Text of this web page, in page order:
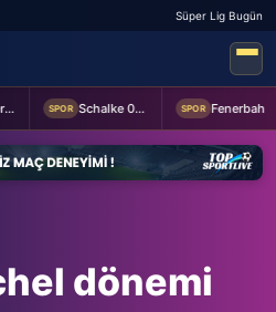
Süper Lig Bugün
halinde oynamak SPOR Schalke 04 Edin Dzeko ile 1 yıllık yeni sözleşme imzaladı SPOR Fenerbahçe 2-0 Sturm Graz (MAÇTAN KARELER)
dönemi